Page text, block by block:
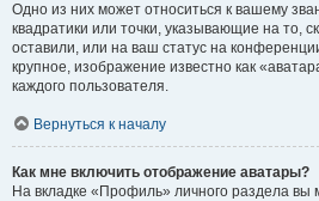
Одно из них может относиться к вашему
квадратики или точки, указывающие на то,
оставили, или на ваш статус на
крупное, изображение известно как
каждого пользователя.
Вернуться к началу
Как мне включить отображение аватары?
На вкладке «Профиль» личного раздела вы